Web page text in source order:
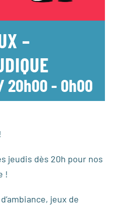
–
20h00- 0h00
jeudis dès 20h pour nos
!
jeux de